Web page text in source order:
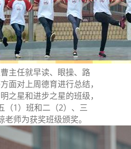
任就早读、眼操、路
面对上周德育进行总结，
之星和进步之星的班级，
（1）班和二（2）、三
老师为获奖班级颁奖。